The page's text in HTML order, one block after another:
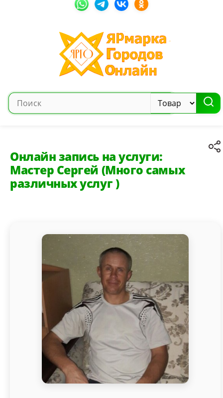
Онлайн запись на услуги:
Мастер Сергей (Много самых
различных услуг )